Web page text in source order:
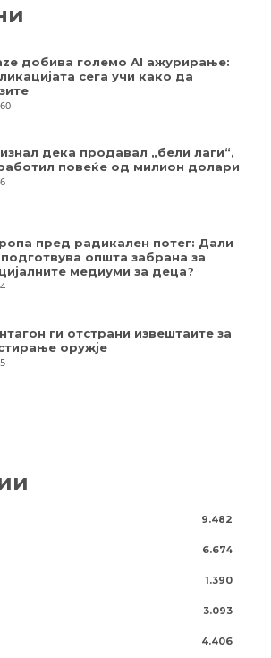
добива големо AI ажурирање:
сега учи како да
дека продавал „бели лаги“,
повеќе од милион долари
пред радикален потег: Дали
подготвува општа забрана за
медиуми за деца?
ги отстрани извештаите за
оружје
9.482
6.674
1.390
3.093
4.406